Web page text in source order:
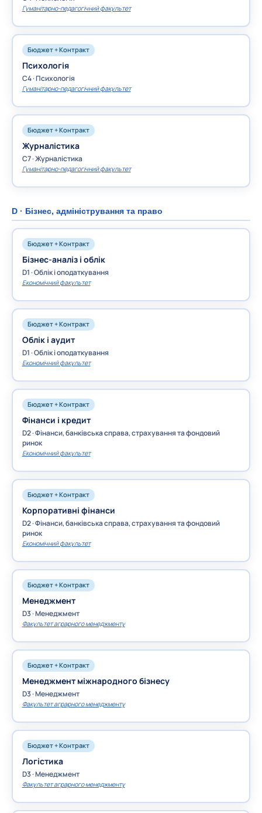
Гуманітарно-педагогічний факультет
Бюджет + Контракт
Психологія
C4 · Психологія
Гуманітарно-педагогічний факультет
Бюджет + Контракт
Журналістика
C7 · Журналістика
Гуманітарно-педагогічний факультет
D · Бізнес, адміністрування та право
Бюджет + Контракт
Бізнес-аналіз і облік
D1 · Облік і оподаткування
Економічний факультет
Бюджет + Контракт
Облік і аудит
D1 · Облік і оподаткування
Економічний факультет
Бюджет + Контракт
Фінанси і кредит
D2 · Фінанси, банківська справа, страхування та фондовий
ринок
Економічний факультет
Бюджет + Контракт
Корпоративні фінанси
D2 · Фінанси, банківська справа, страхування та фондовий
ринок
Економічний факультет
Бюджет + Контракт
Менеджмент
D3 · Менеджмент
Факультет аграрного менеджменту
Бюджет + Контракт
Менеджмент міжнародного бізнесу
D3 · Менеджмент
Факультет аграрного менеджменту
Бюджет + Контракт
Логістика
D3 · Менеджмент
Факультет аграрного менеджменту